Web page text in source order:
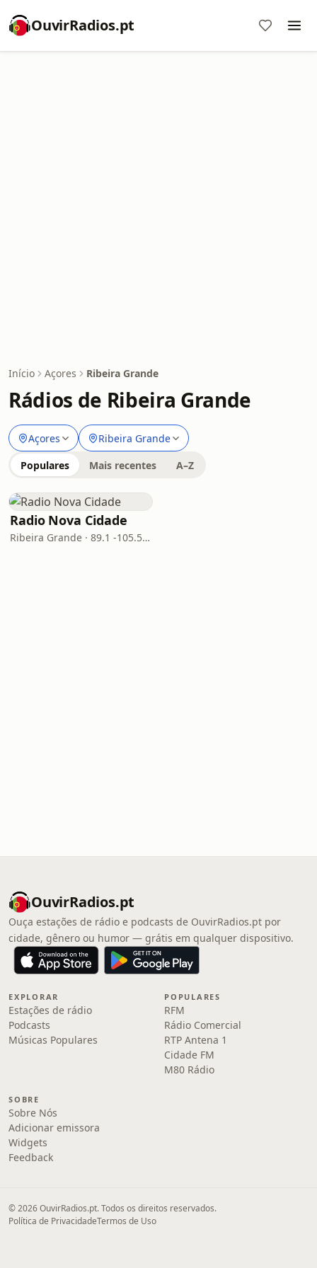
OuvirRadios.pt
Início Açores Ribeira Grande
Rádios de Ribeira Grande
Açores Ribeira Grande
Populares Mais recentes A–Z
Radio Nova Cidade
Ribeira Grande · 89.1 -105.5 FM
OuvirRadios.pt
Ouça estações de rádio e podcasts de OuvirRadios.pt por
cidade, gênero ou humor — grátis em qualquer dispositivo.
EXPLORAR
Estações de rádio
Podcasts
Músicas Populares
POPULARES
RFM
Rádio Comercial
RTP Antena 1
Cidade FM
M80 Rádio
SOBRE
Sobre Nós
Adicionar emissora
Widgets
Feedback
© 2026 OuvirRadios.pt. Todos os direitos reservados.
Política de PrivacidadeTermos de Uso